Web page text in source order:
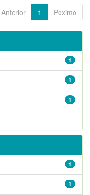
Anterior 1 Póximo
1
1
1
1
1